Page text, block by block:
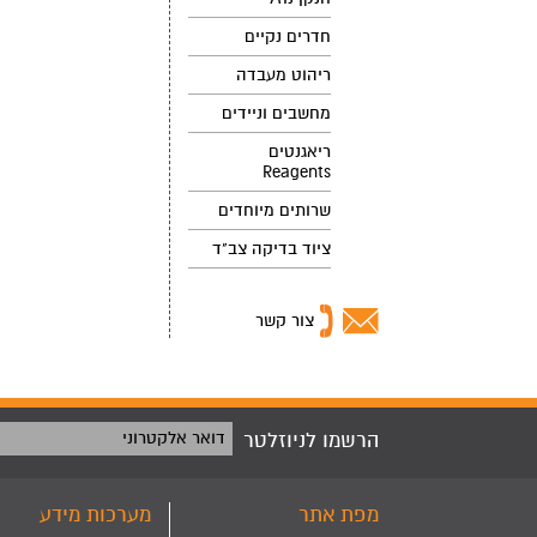
חדרים נקיים
ריהוט מעבדה
מחשבים וניידים
ריאגנטים
Reagents
שרותים מיוחדים
ציוד בדיקה צב"ד
צור קשר
הרשמו לניוזלטר דואר אלקטרוני
מפת אתר מערכות מידע